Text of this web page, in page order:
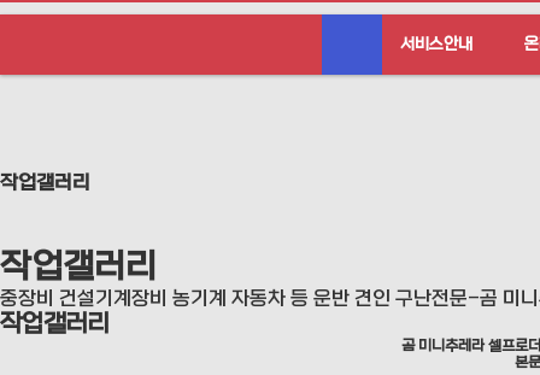
서비스안내
작업갤러리
작업갤러리
중장비 건설기계장비 농기계 자동차 등 운반 견인 구난전문-곰 미
작업갤러리
곰 미니추레라 셀프로
본문